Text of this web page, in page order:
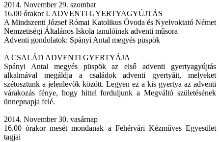
2014. November 29. szombat
16.00 órakor I. ADVENTI GYERTYAGYÚJTÁS
A Mindszenti József Római Katolikus Óvoda és Nyelvoktató Német
Nemzetiségi Általános Iskola tanulóinak adventi műsora
Adventi gondolatok: Spányi Antal megyés püspök
A CSALÁD ADVENTI GYERTYÁJA
Spányi Antal megyés püspök az első adventi gyertyagyújtás
alkalmával megáldja a családok adventi gyertyáit, melyeket
szétosztunk a jelenlevők között. Legyen ez a kis gyertya az adventi
várakozás fénye, hogy hittel forduljunk a Megváltó születésének
ünnepnapja felé.
2014. November 30. vasárnap
16.00 órakor mesét mondanak a Fehérvári Kézműves Egyesület
tagjai